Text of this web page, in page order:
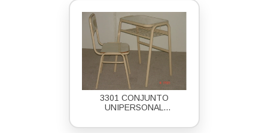
3301 CONJUNTO
UNIPERSONAL